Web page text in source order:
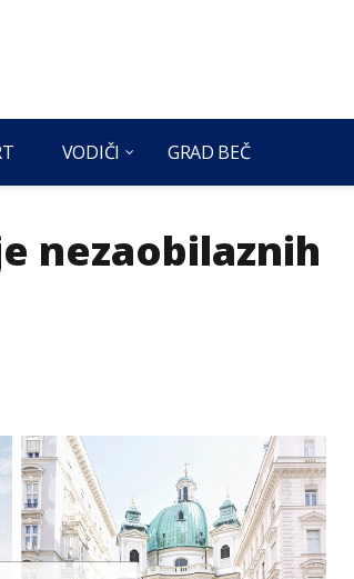
VODIČI GRAD BEČ
nezaobilaznih